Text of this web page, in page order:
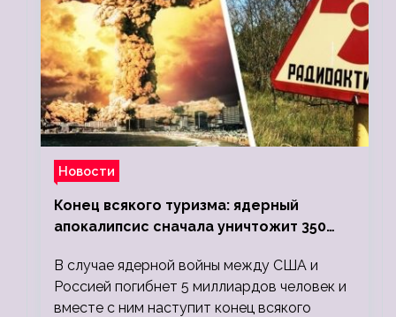
Новости
Конец всякого туризма: ядерный
апокалипсис сначала уничтожит 350
людей
В случае ядерной войны между США и
Россией погибнет 5 миллиардов человек и
вместе с ним наступит конец всякого